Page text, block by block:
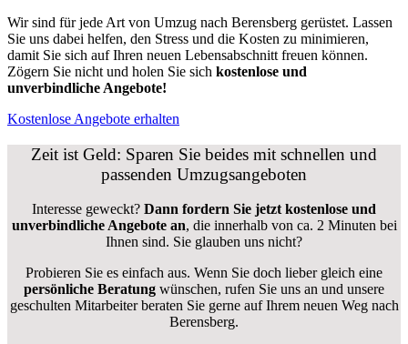
Wir sind für jede Art von Umzug nach Berensberg gerüstet. Lassen
Sie uns dabei helfen, den Stress und die Kosten zu minimieren,
damit Sie sich auf Ihren neuen Lebensabschnitt freuen können.
Zögern Sie nicht und holen Sie sich kostenlose und
unverbindliche Angebote!
Kostenlose Angebote erhalten
Zeit ist Geld: Sparen Sie beides mit schnellen und
passenden Umzugsangeboten
Interesse geweckt? Dann fordern Sie jetzt kostenlose und
unverbindliche Angebote an, die innerhalb von ca. 2 Minuten bei
Ihnen sind. Sie glauben uns nicht?
Probieren Sie es einfach aus. Wenn Sie doch lieber gleich eine
persönliche Beratung wünschen, rufen Sie uns an und unsere
geschulten Mitarbeiter beraten Sie gerne auf Ihrem neuen Weg nach
Berensberg.